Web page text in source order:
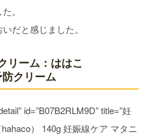
。
だと感じました。
リーム：ははこ
クリーム
id=”B07B2RLM9D” title=”妊
） 140g 妊娠線ケア マタニ